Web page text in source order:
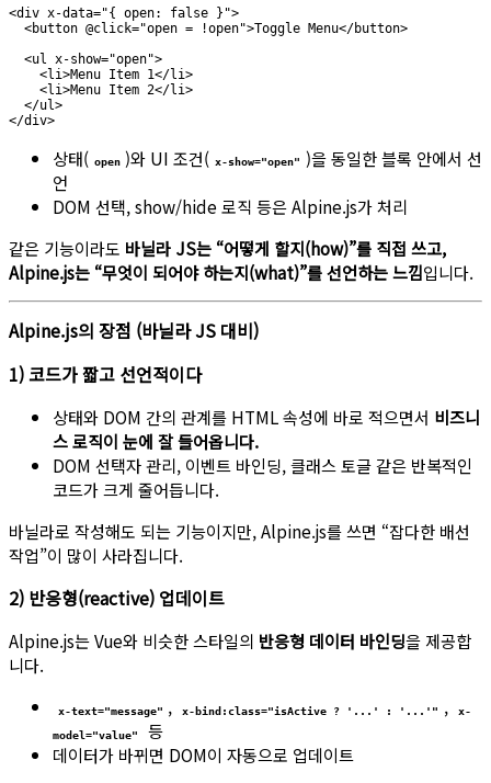
<div x-data="{ open: false }">
  <button @click="open = !open">Toggle Menu</button>
  <ul x-show="open">
    <li>Menu Item 1</li>
    <li>Menu Item 2</li>
  </ul>
상태( open )와 UI 조건( x-show="open" )을 동일한 블록 안에서 선
언
DOM 선택, show/hide 로직 등은 Alpine.js가 처리
같은 기능이라도 바닐라 JS는 “어떻게 할지(how)”를 직접 쓰고,
Alpine.js는 “무엇이 되어야 하는지(what)”를 선언하는 느낌입니다.
Alpine.js의 장점 (바닐라 JS 대비)
1) 코드가 짧고 선언적이다
상태와 DOM 간의 관계를 HTML 속성에 바로 적으면서 비즈니
스 로직이 눈에 잘 들어옵니다.
DOM 선택자 관리, 이벤트 바인딩, 클래스 토글 같은 반복적인
코드가 크게 줄어듭니다.
바닐라로 작성해도 되는 기능이지만, Alpine.js를 쓰면 “잡다한 배선
작업”이 많이 사라집니다.
2) 반응형(reactive) 업데이트
Alpine.js는 Vue와 비슷한 스타일의 반응형 데이터 바인딩을 제공합
니다.
x-text="message" , x-bind:class="isActive ? '...' : '...'" ,
x-
model="value"
등
데이터가 바뀌면 DOM이 자동으로 업데이트